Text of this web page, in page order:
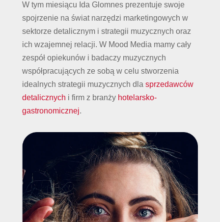
W tym miesiącu Ida Glomnes prezentuje swoje
spojrzenie na świat narzędzi marketingowych w
sektorze detalicznym i strategii muzycznych oraz
ich wzajemnej relacji. W Mood Media mamy cały
zespół opiekunów i badaczy muzycznych
współpracujących ze sobą w celu stworzenia
idealnych strategii muzycznych dla sprzedawców
detalicznych i firm z branży hotelarsko-
gastronomicznej.